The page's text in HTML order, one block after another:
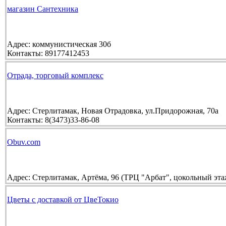
магазин Сантехника
Адрес: коммунистическая 30б
Контакты: 89177412453
Отрада, торговый комплекс
Адрес: Стерлитамак, Новая Отрадовка, ул.Придорожная, 70а
Контакты: 8(3473)33-86-08
Obuv.com
Адрес: Стерлитамак, Артёма, 96 (ТРЦ "Арбат", цокольный
Цветы с доставкой от ЦвеТокио